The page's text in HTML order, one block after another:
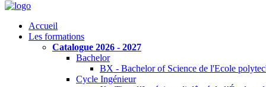
Accueil
Les formations
Catalogue 2026 - 2027
Bachelor
BX - Bachelor of Science de l'Ecole
Cycle Ingénieur